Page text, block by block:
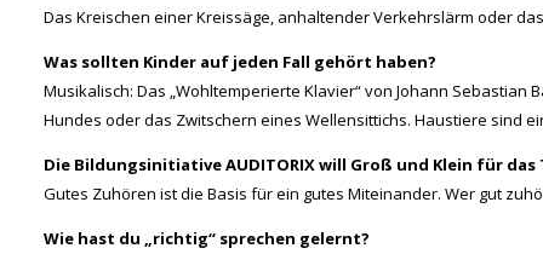
Das Kreischen einer Kreissäge, anhaltender Verkehrslärm oder
Was sollten Kinder auf jeden Fall gehört haben?
Musikalisch: Das „Wohltemperierte Klavier“ von Johann
Hundes oder das Zwitschern eines Wellensittichs. Haustiere sind
Die Bildungsinitiative AUDITORIX will Groß und Klein für
Gutes Zuhören ist die Basis für ein gutes Miteinander. Wer gut
Wie hast du „richtig“ sprechen gelernt?